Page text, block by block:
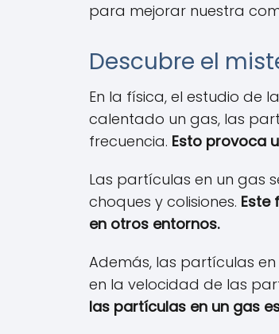
para mejorar nuestra
Descubre el
En la física, el estudio de
calentado un gas, las
frecuencia. Esto provoca
Las partículas en un gas
choques y colisiones. Este
en otros entornos.
Además, las partículas
en la velocidad de las
las partículas en un gas